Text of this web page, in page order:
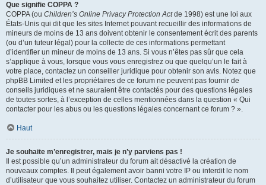
Que signifie COPPA ?
COPPA (ou Children’s Online Privacy Protection Actde 1998) est une loi aux
États-Unis qui dit que les sites Internet pouvant recueillir des informations de
mineurs de moins de 13 ans doivent obtenir le consentement écrit des parents
(ou d’un tuteur légal) pour la collecte de ces informations permettant
d’identifier un mineur de moins de 13 ans. Si vous n’êtes pas sûr que cela
s’applique à vous, lorsque vous vous enregistrez ou que quelqu’un le fait à
votre place, contactez un conseiller juridique pour obtenir son avis. Notez que
phpBB Limited et les propriétaires de ce forum ne peuvent pas fournir de
conseils juridiques et ne sauraient être contactés pour des questions légales
de toutes sortes, à l’exception de celles mentionnées dans la question « Qui
contacter pour les abus ou les questions légales concernant ce forum ? ».
Haut
Je souhaite m’enregistrer, mais je n’y parviens pas !
Il est possible qu’un administrateur du forum ait désactivé la création de
nouveaux comptes. Il peut également avoir banni votre IP ou interdit le nom
d’utilisateur que vous souhaitez utiliser. Contactez un administrateur du forum